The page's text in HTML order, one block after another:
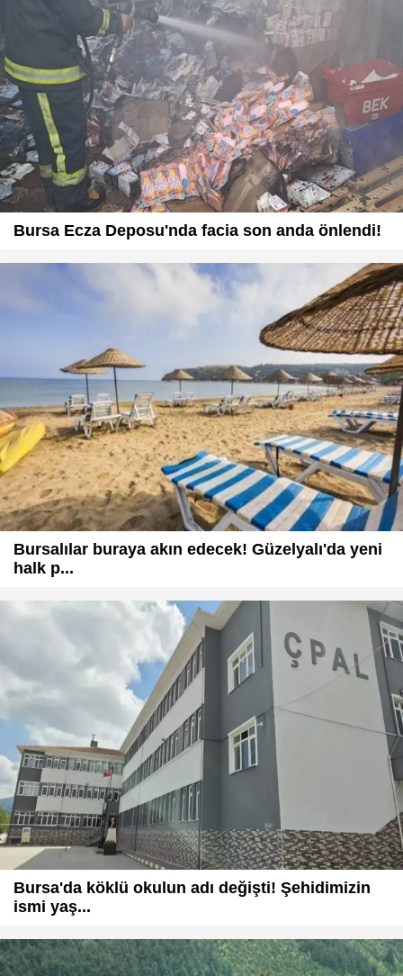
Bursa Ecza Deposu'nda facia son anda önlendi!
Bursalılar buraya akın edecek! Güzelyalı'da yeni
halk p...
Bursa'da köklü okulun adı değişti! Şehidimizin
ismi yaş...